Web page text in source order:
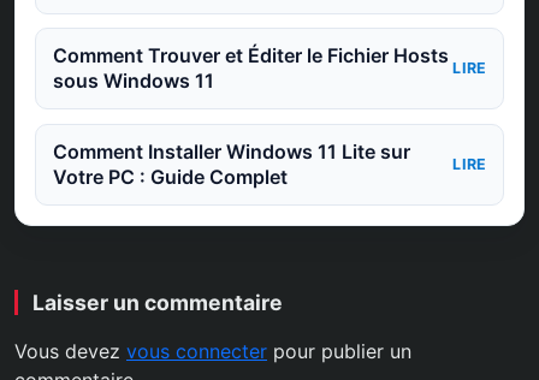
Comment Trouver et Éditer le Fichier Hosts
sous Windows 11
LIRE
Comment Installer Windows 11 Lite sur
Votre PC : Guide Complet
LIRE
Laisser un commentaire
Vous devez vous connecter pour publier un